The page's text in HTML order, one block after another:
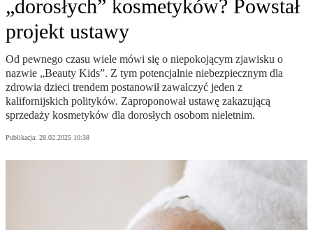
„dorosłych” kosmetyków? Powstał
projekt ustawy
Od pewnego czasu wiele mówi się o niepokojącym zjawisku o
nazwie „Beauty Kids”. Z tym potencjalnie niebezpiecznym dla
zdrowia dzieci trendem postanowił zawalczyć jeden z
kalifornijskich polityków. Zaproponował ustawę zakazującą
sprzedaży kosmetyków dla dorosłych osobom nieletnim.
Publikacja: 28.02.2025 10:38